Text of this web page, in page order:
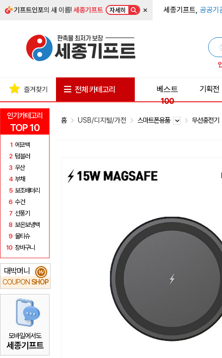
기프트인포의 새 이름!세종기프트 자세히 × 세종기프트, 공공기
인기카테고리
TOP 10
1 에코백
2 텀블러
3 우산
4 부채
5 보조배터리
6 수건
7 선풍기
8 보온보냉백
9 물티슈
10 장바구니
대박머니
COUPON SHOP
₩
모바일에서도
세종기프트
즐겨찾기 전체 카테고리
베스트
100
기획전
홈 USB/디지털/가전 스마트폰용품 무선충전기